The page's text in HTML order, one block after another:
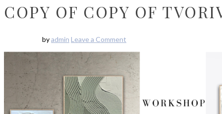
COPY OF COPY OF
byadmin Leave a Comment